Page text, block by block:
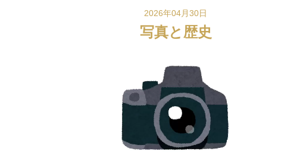
2026年04月30日
写真と歴史